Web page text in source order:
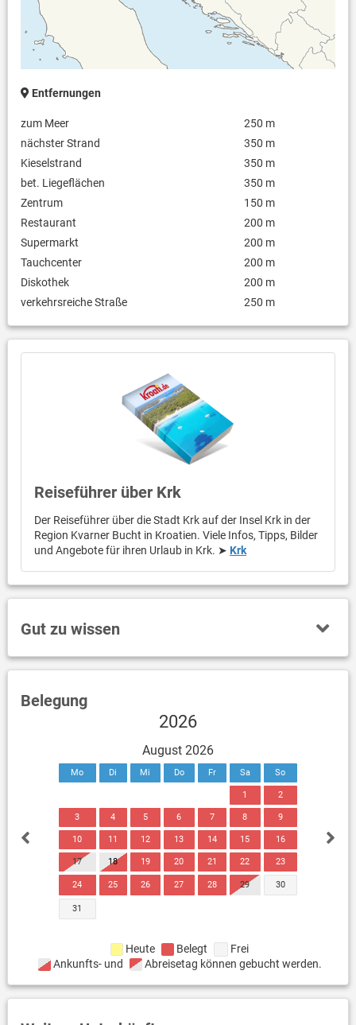
Entfernungen
zum Meer
250 m
nächster Strand
350 m
Kieselstrand
350 m
bet. Liegeflächen
350 m
Zentrum
150 m
Restaurant
200 m
Supermarkt
200 m
Tauchcenter
200 m
Diskothek
200 m
verkehrsreiche Straße
250 m
Reiseführer über Krk
Der Reiseführer über die Stadt Krk auf der Insel Krk in der
Region Kvarner Bucht in Kroatien. Viele Infos, Tipps, Bilder
und Angebote für ihren Urlaub in Krk. ➤ Krk
Gut zu wissen
Belegung
2026
August 2026
Mo Di Mi Do Fr Sa So
1 2
3 4 5 6 7 8 9
10 11 12 13 14 15 16
17 18 19 20 21 22 23
24 25 26 27 28 29 30
31
Heute Belegt
Frei
Ankunfts- und
Abreisetag können gebucht werden.